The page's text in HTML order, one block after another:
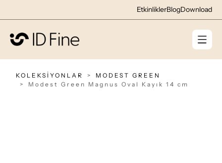
EtkinliklerBlogDownload
KOLEKSİYONLAR
MODEST GREEN
Modest Green Magnus Oval Kayık 14 cm